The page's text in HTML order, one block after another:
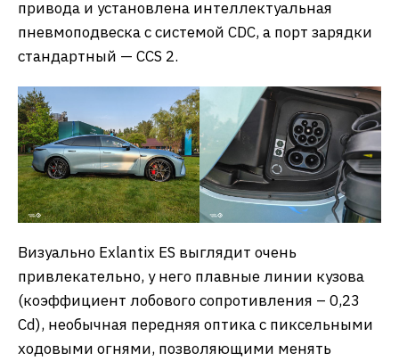
привода и установлена интеллектуальная
пневмоподвеска с системой CDC, а порт зарядки
стандартный — CCS 2.
Визуально Exlantix ES выглядит очень
привлекательно, у него плавные линии кузова
(коэффициент лобового сопротивления – 0,23
Cd), необычная передняя оптика с пиксельными
ходовыми огнями, позволяющими менять